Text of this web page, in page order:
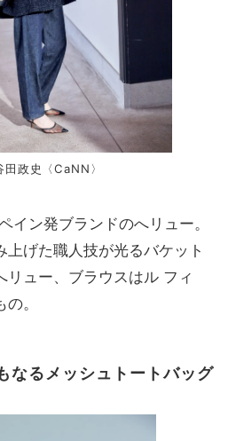
田政史〈CaNN〉
イン発ブランドのへリュー。
上げた職人技が光るバケット
ュー、ブラウスはル フィ
。
なるメッシュトートバッグ